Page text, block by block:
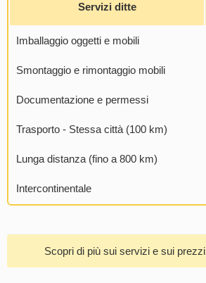
Servizi ditte
Imballaggio oggetti e mobili
Smontaggio e rimontaggio mobili
Documentazione e permessi
Trasporto - Stessa città (100 km)
Lunga distanza (fino a 800 km)
Intercontinentale
Scopri di più sui servizi e sui prezzi